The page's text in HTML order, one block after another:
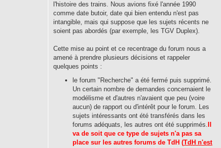
l'histoire des trains. Nous avions fixé l'année 1990
comme date butoir, date qui bien entendu n'est pas
intangible, mais qui suppose que les sujets récents ne
soient pas abordés (par exemple, les TGV Duplex).
Cette mise au point et ce recentrage du forum nous a
amené à prendre plusieurs décisions et rappeler
quelques points :
le forum "Recherche" a été fermé puis supprimé.
Un certain nombre de demandes concernaient le
modélisme et d'autres n'avaient que peu (voire
aucun) de rapport ou d'intérêt pour le forum. Les
sujets intéressants ont été transférés dans les
forums adéquats, les autres ont été supprimés.
va de soit que ce type de sujets n'a pas sa
place sur les autres forums de TdH (TdH n'est